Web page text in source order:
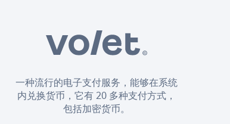
一种流行的电子支付服务，能够在系统
内兑换货币，它有 20 多种支付方式，
包括加密货币。